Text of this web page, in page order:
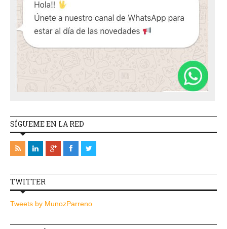
SÍGUEME EN LA RED
TWITTER
Tweets by MunozParreno